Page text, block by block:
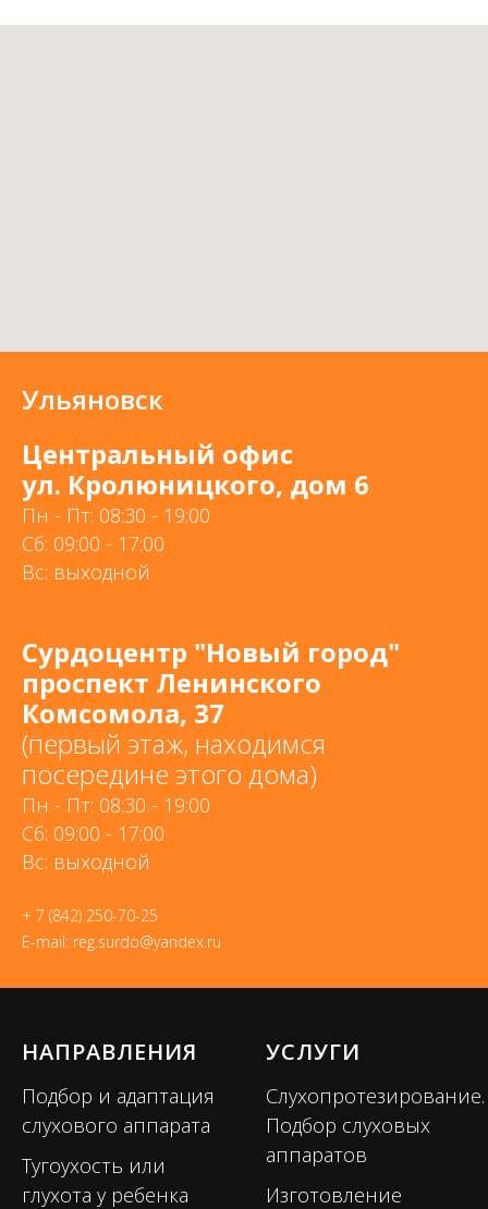
Ульяновск
Центральный офис
ул. Кролюницкого, дом 6
Пн - Пт: 08:30 - 19:00
Сб: 09:00 - 17:00
Вс: выходной
Сурдоцентр "Новый город"
проспект Ленинского
Комсомола, 37
(первый этаж, находимся
посередине этого дома)
Пн - Пт: 08:30 - 19:00
Сб: 09:00 - 17:00
Вс: выходной
+ 7 (842) 250-70-25
E-mail: reg.surdo@yandex.ru
НАПРАВЛЕНИЯ
Подбор и адаптация
слухового аппарата
Тугоухость или
глухота у ребенка
УСЛУГИ
Слухопротезирование.
Подбор слуховых
аппаратов
Изготовление